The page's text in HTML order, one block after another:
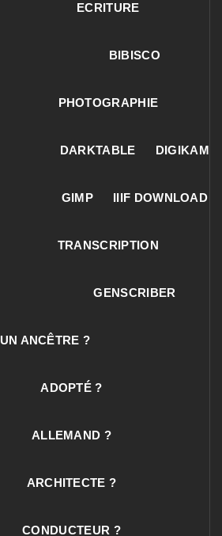
ECRITURE
BIBISCO
PHOTOGRAPHIE
DARKTABLE DIGIKAM
GIMP IIIF DOWNLOAD
TRANSCRIPTION
GENSCRIBER
UN ANCÊTRE ?
ADOPTÉ ?
ALLEMAND ?
ARCHITECTE ?
CONDUCTEUR ?